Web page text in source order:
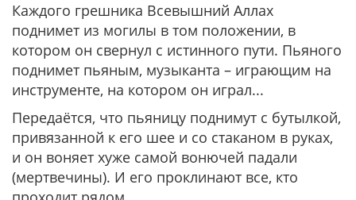
Каждого грешника Всевышний Аллах
поднимет из могилы в том положении, в
котором он свернул с истинного пути. Пьяного
поднимет пьяным, музыканта – играющим на
инструменте, на котором он играл...
Передаётся, что пьяницу поднимут с бутылкой,
привязанной к его шее и со стаканом в руках,
и он воняет хуже самой вонючей падали
(мертвечины). И его проклинают все, кто